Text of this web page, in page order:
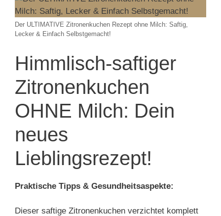
Der ULTIMATIVE Zitronenkuchen Rezept ohne Milch: Saftig,
Lecker & Einfach Selbstgemacht!
Himmlisch-saftiger
Zitronenkuchen
OHNE Milch: Dein
neues
Lieblingsrezept!
Praktische Tipps & Gesundheitsaspekte:
Dieser saftige Zitronenkuchen verzichtet komplett